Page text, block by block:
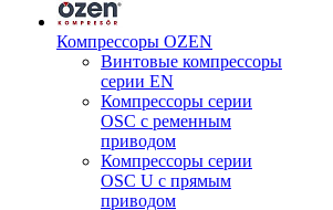
Компрессоры OZEN
Винтовые компрессоры
серии EN
Компрессоры серии
OSC с ременным
приводом
Компрессоры серии
OSC U с прямым
приводом